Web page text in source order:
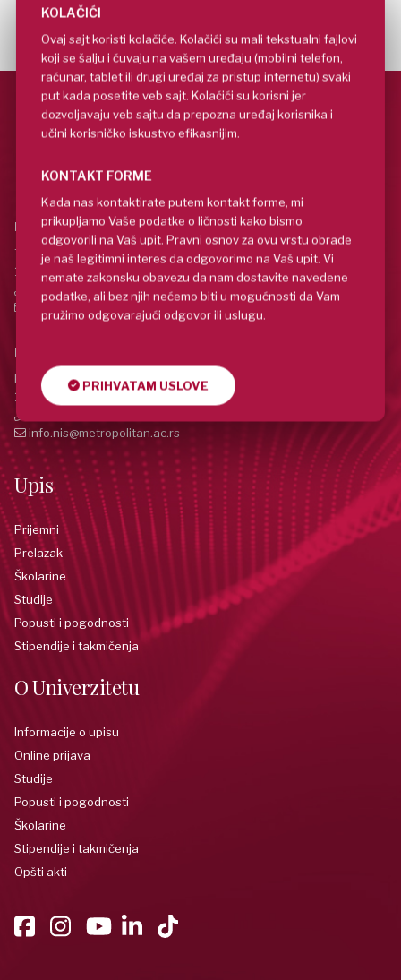
Beograd
Tadeuša Košćuška 63,
11158 Beograd, Srbija
+381 (11) 20 30 885
info@metropolitan.ac.rs
Niš
Bulevar Svetog Cara Konstantina 80A,
18116 Niš, Srbija
info.nis@metropolitan.ac.rs
Upis
Prijemni
Prelazak
Školarine
Studije
Popusti i pogodnosti
Stipendije i takmičenja
O Univerzitetu
Informacije o upisu
Online prijava
Studije
Popusti i pogodnosti
Školarine
Stipendije i takmičenja
Opšti akti
KOLAČIĆI
Ovaj sajt koristi kolačiće. Kolačići su mali tekstualni fajlovi
koji se šalju i čuvaju na vašem uređaju (mobilni telefon,
računar, tablet ili drugi uređaj za pristup internetu) svaki
put kada posetite veb sajt. Kolačići su korisni jer
dozvoljavaju veb sajtu da prepozna uređaj korisnika i
učini korisničko iskustvo efikasnijim.
KONTAKT FORME
Kada nas kontaktirate putem kontakt forme, mi
prikupljamo Vaše podatke o ličnosti kako bismo
odgovorili na Vaš upit. Pravni osnov za ovu vrstu obrade
je naš legitimni interes da odgovorimo na Vaš upit. Vi
nemate zakonsku obavezu da nam dostavite navedene
podatke, ali bez njih nećemo biti u mogućnosti da Vam
pružimo odgovarajući odgovor ili uslugu.
PRIHVATAM USLOVE